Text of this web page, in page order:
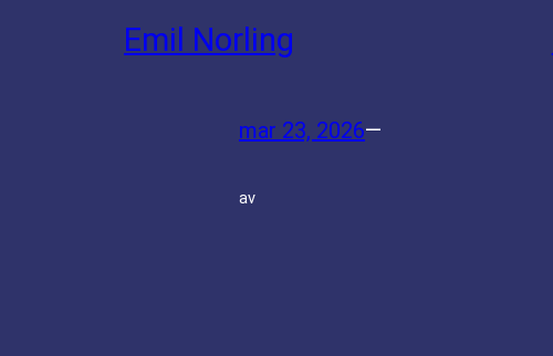
Emil Norling
mar 23, 2026—
av